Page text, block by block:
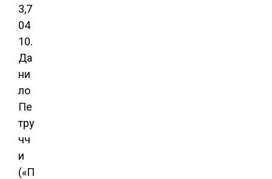
3,7
04
10.
Да
ни
ло
Пе
тру
чч
и
(«П